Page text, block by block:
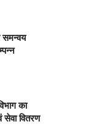
समन्वय
का
वितरण